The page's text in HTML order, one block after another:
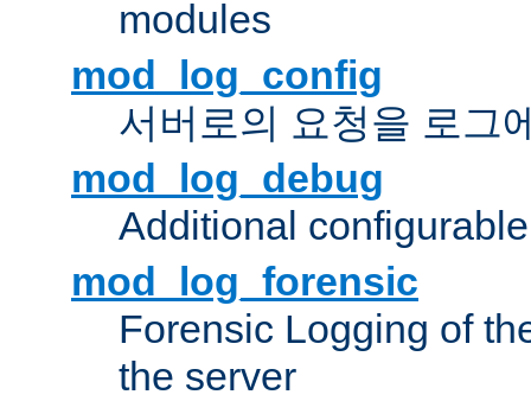
modules
mod_log_config
서버로의 요청을 로그
mod_log_debug
Additional
mod_log_forensic
Forensic Logging of
the server